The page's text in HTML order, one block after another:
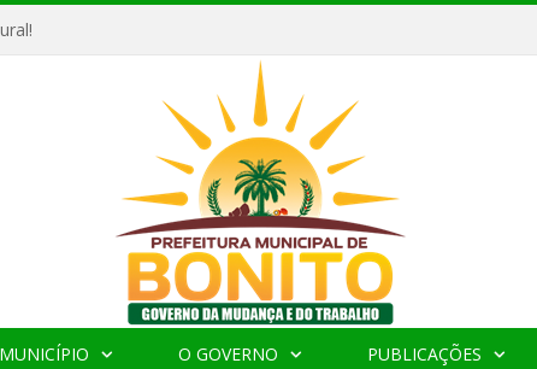
O GOVERNO PUBLICAÇÕES